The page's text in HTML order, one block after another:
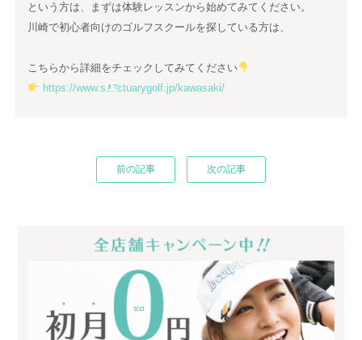
という方は、まずは体験レッスンから始めてみてください。
川崎で初心者向けのゴルフスクールを探している方は、
こちらから詳細をチェックしてみてください
https://www.sanctuarygolf.jp/kawasaki/
前の記事 次の記事
まで